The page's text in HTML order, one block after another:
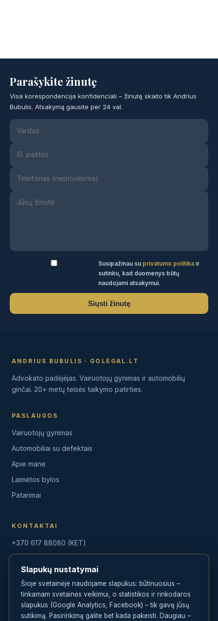
Parašykite žinutę
Visa korespondencija konfidenciali – žinutę skaito tik Andrius
Bubulis. Atsakymą gausite per 24 val.
Susipažinau su privatumo politikair
sutinku, kad duomenys būtų
naudojami atsakymui.
Siųsti žinutę
ANDRIUS BUBULIS · GOLEGAL.LT
Advokato padėjėjas. Vairuotojų gynimas ir automobilių
ginčai. 20+ metų teisės taikymo patirties.
PASLAUGOS
Vairuotojų gynimas
Automobiliai su defektais
Apie mane
Laimėtos bylos
Patarimai
KONTAKTAI
+370 617 88080 (KET)
info@golegal.lt
© 2026 Andrius Bubulis · GoLegal.lt · Advokato padėjėjas · Visos
Slapukų nustatymai
Šioje svetainėje naudojame slapukus: būtinuosius –
tinkamam svetainės veikimui, o statistikos ir rinkodaros
slapukus (Google Analytics, Facebook) – tik gavę jūsų
sutikimą. Pasirinkimą galite bet kada pakeisti. Daugiau –